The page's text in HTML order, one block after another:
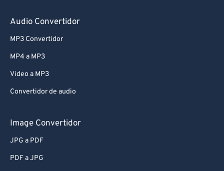
Audio Convertidor
MP3 Convertidor
MP4 a MP3
Video a MP3
Convertidor de audio
Image Convertidor
JPG a PDF
PDF a JPG